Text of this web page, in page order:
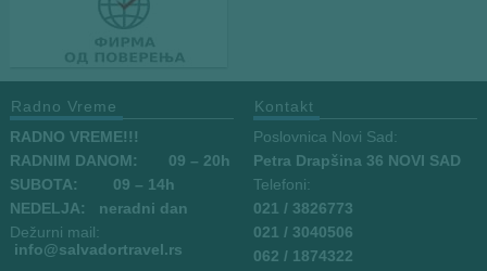
Radno Vreme
RADNO VREME!!!
RADNIM DANOM:
09 – 20h
SUBOTA: 09 – 14h
NEDELJA: neradni dan
Dežurni mail:
info@salvadortravel.rs
Kontakt
Poslovnica Novi Sad:
Petra Drapšina 36 NOVI SAD
Telefoni:
021 / 3826773
021 / 3040506
062 / 1874322